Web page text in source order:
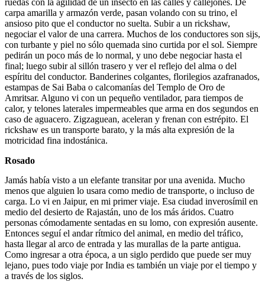
ruedas con la agilidad de un insecto en las calles y callejones. De
carpa amarilla y armazón verde, pasan volando con su trino, el
ansioso pito que el conductor no suelta. Subir a un rickshaw,
negociar el valor de una carrera. Muchos de los conductores son sijs,
con turbante y piel no sólo quemada sino curtida por el sol. Siempre
pedirán un poco más de lo normal, y uno debe negociar hasta el
final; luego subir al sillón trasero y ver el reflejo del alma o del
espíritu del conductor. Banderines colgantes, florilegios azafranados,
estampas de Sai Baba o calcomanías del Templo de Oro de
Amritsar. Alguno vi con un pequeño ventilador, para tiempos de
calor, y telones laterales impermeables que arma en dos segundos en
caso de aguacero. Zigzaguean, aceleran y frenan con estrépito. El
rickshaw es un transporte barato, y la más alta expresión de la
motricidad fina indostánica.
Rosado
Jamás había visto a un elefante transitar por una avenida. Mucho
menos que alguien lo usara como medio de transporte, o incluso de
carga. Lo vi en Jaipur, en mi primer viaje. Esa ciudad inverosímil en
medio del desierto de Rajastán, uno de los más áridos. Cuatro
personas cómodamente sentadas en su lomo, con expresión ausente.
Entonces seguí el andar rítmico del animal, en medio del tráfico,
hasta llegar al arco de entrada y las murallas de la parte antigua.
Como ingresar a otra época, a un siglo perdido que puede ser muy
lejano, pues todo viaje por India es también un viaje por el tiempo y
a través de los siglos.